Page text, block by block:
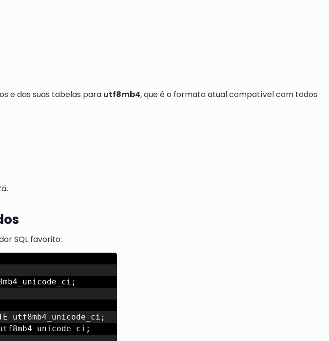
e das suas tabelas para utf8mb4, que é o formato atual compatível com todos
SQL favorito:
utf8mb4_unicode_ci;
utf8mb4_unicode_ci;